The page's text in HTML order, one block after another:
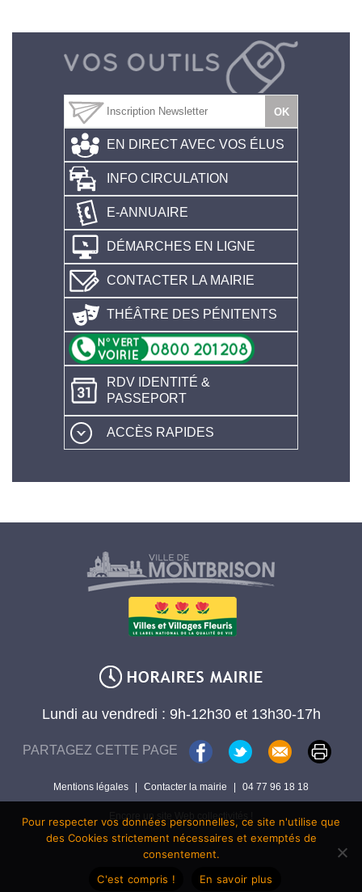
EN DIRECT AVEC VOS ÉLUS
INFO CIRCULATION
E-ANNUAIRE
DÉMARCHES EN LIGNE
CONTACTER LA MAIRIE
THÉÂTRE DES PÉNITENTS
RDV IDENTITÉ &
PASSEPORT
ACCÈS RAPIDES
Lundi au vendredi : 9h-12h30 et 13h30-17h
PARTAGEZ CETTE PAGE
Mentions légales | Contacter la mairie | 04 77 96 18 18
Encore un site Web collectivités !
Pour respecter vos données personnelles, ce site n'utilise que
des Cookies strictement nécessaires et exemptés de
consentement.
C'est compris !
En savoir plus